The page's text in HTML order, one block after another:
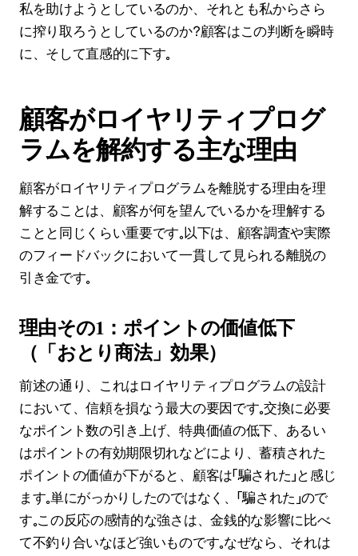
私を助けようとしているのか、それとも私からさら
に搾り取ろうとしているのか？顧客はこの判断を瞬時
に、そして直感的に下す。
顧客がロイヤリティプログ
ラムを解約する主な理由
顧客がロイヤリティプログラムを離脱する理由を理
解することは、顧客が何を望んでいるかを理解する
ことと同じくらい重要です。以下は、顧客調査や実際
のフィードバックにおいて一貫して見られる離脱の
引き金です。
理由その1：ポイントの価値低下
（「おとり商法」効果）
前述の通り、これはロイヤリティプログラムの設計
において、信頼を損なう最大の要因です。交換に必要
なポイント数の引き上げ、特典価値の低下、あるい
はポイントの有効期限切れなどにより、蓄積された
ポイントの価値が下がると、顧客は「騙された」と感じ
ます。単にがっかりしたのではなく、「騙された」ので
す。この反応の感情的な強さは、金銭的な影響に比べ
て不釣り合いなほど強いものです。なぜなら、それは